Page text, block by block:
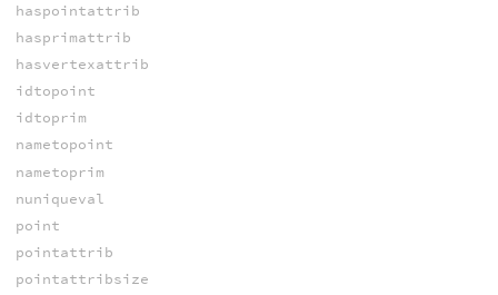
haspointattrib
hasprimattrib
hasvertexattrib
idtopoint
idtoprim
nametopoint
nametoprim
nuniqueval
point
pointattrib
pointattribsize